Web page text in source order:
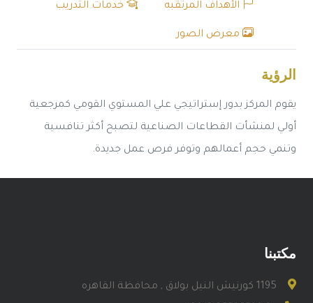
الأهداف المرتقبه خدمات التدريب
معرض الصور
الرؤية
يقوم المركز بدور إستراتيجي علي المستوي القومي كمرجعية
أولي لمنشأت القطاعات الصناعية لتصبح أكثر تنافسية
وتنمي حجم أعمالهم وتوفر فرص عمل جديدة.
مكتبنا
1195 كورنيش النيل بولاق , محافظة القاهره